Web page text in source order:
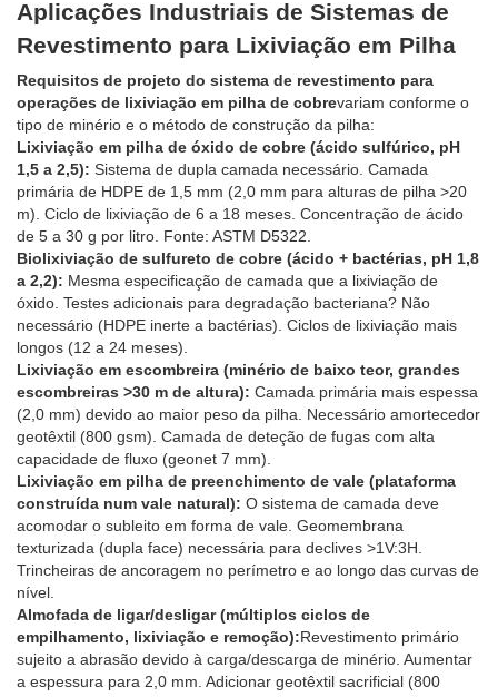
Aplicações Industriais de Sistemas de
Revestimento para Lixiviação em Pilha
Requisitos de projeto do sistema de revestimento para
operações de lixiviação em pilha de cobrevariam conforme o
tipo de minério e o método de construção da pilha:
Lixiviação em pilha de óxido de cobre (ácido sulfúrico, pH
1,5 a 2,5): Sistema de dupla camada necessário. Camada
primária de HDPE de 1,5 mm (2,0 mm para alturas de pilha >20
m). Ciclo de lixiviação de 6 a 18 meses. Concentração de ácido
de 5 a 30 g por litro. Fonte: ASTM D5322.
Biolixiviação de sulfureto de cobre (ácido + bactérias, pH 1,8
a 2,2): Mesma especificação de camada que a lixiviação de
óxido. Testes adicionais para degradação bacteriana? Não
necessário (HDPE inerte a bactérias). Ciclos de lixiviação mais
longos (12 a 24 meses).
Lixiviação em escombreira (minério de baixo teor, grandes
escombreiras >30 m de altura): Camada primária mais espessa
(2,0 mm) devido ao maior peso da pilha. Necessário amortecedor
geotêxtil (800 gsm). Camada de deteção de fugas com alta
capacidade de fluxo (geonet 7 mm).
Lixiviação em pilha de preenchimento de vale (plataforma
construída num vale natural): O sistema de camada deve
acomodar o subleito em forma de vale. Geomembrana
texturizada (dupla face) necessária para declives >1V:3H.
Trincheiras de ancoragem no perímetro e ao longo das curvas de
nível.
Almofada de ligar/desligar (múltiplos ciclos de
empilhamento, lixiviação e remoção):Revestimento primário
sujeito a abrasão devido à carga/descarga de minério. Aumentar
a espessura para 2,0 mm. Adicionar geotêxtil sacrificial (800